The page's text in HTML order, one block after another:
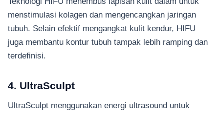
menstimulasi kolagen dan mengencangkan jaringan
tubuh. Selain efektif mengangkat kulit kendur, HIFU
juga membantu kontur tubuh tampak lebih ramping dan
terdefinisi.
4. UltraSculpt
UltraSculpt menggunakan energi ultrasound untuk